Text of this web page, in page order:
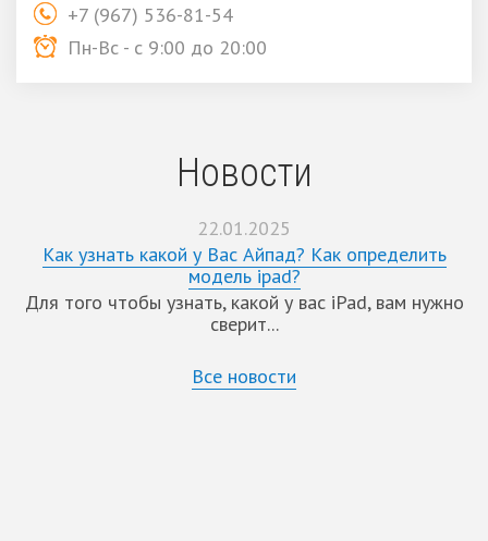
+7 (967) 536-81-54
Пн-Вс - с 9:00 до 20:00
Новости
22.01.2025
Как узнать какой у Вас Айпад? Как определить
модель ipad?
Для того чтобы узнать, какой у вас iPad, вам нужно
сверит...
Все новости